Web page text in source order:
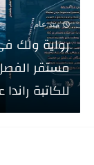
منذ عام
رواية ولك
مستقر
للكاتبة